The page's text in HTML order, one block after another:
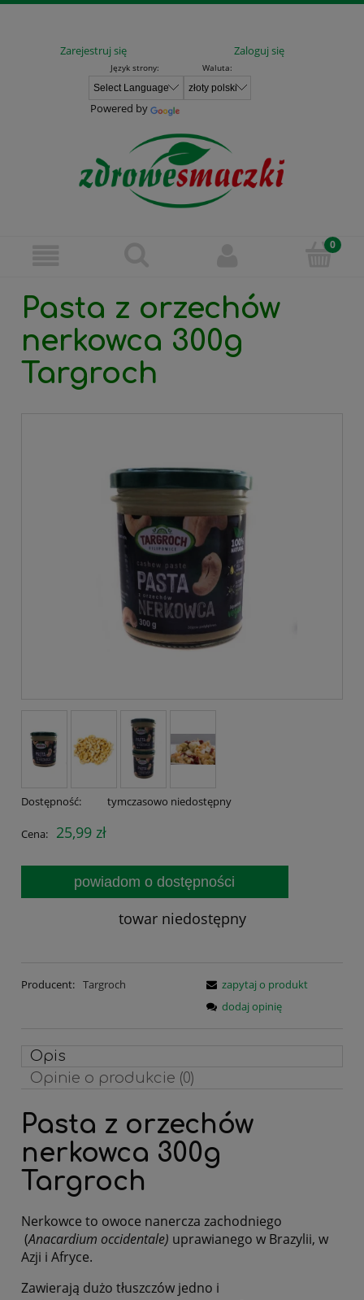
Zarejestruj się Zaloguj się
Język strony:
Powered by
Waluta:
Pasta z orzechów
nerkowca 300g
Targroch
Dostępność: tymczasowo niedostępny
Cena: 25,99 zł
powiadom o dostępności
towar niedostępny
Producent: Targroch
zapytaj o produkt
dodaj opinię
Opis
Opinie o produkcie (0)
Pasta z orzechów
nerkowca 300g
Targroch
Nerkowce to owoce nanercza zachodniego
(Anacardium occidentale) uprawianego w Brazylii, w
Azji i Afryce.
Zawierają dużo tłuszczów jedno i